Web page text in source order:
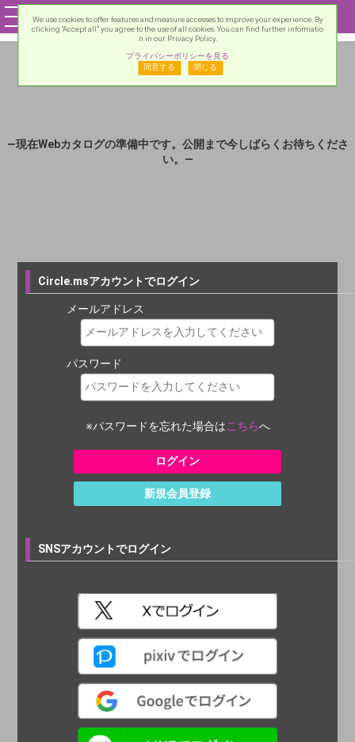
―現在Webカタログの準備中です。公開まで今しばらくお待ちくださ
い。―
Circle.msアカウントでログイン
メールアドレス
パスワード
※パスワードを忘れた場合はこちらへ
新規会員登録
SNSアカウントでログイン
We use cookies to offer features and measure accesses to improve your experience. By
clicking “Accept all” you agree to the use of all cookies. You can find further informatio
n in our Privacy Policy.
プライバシーポリシーを見る
同意する
閉じる